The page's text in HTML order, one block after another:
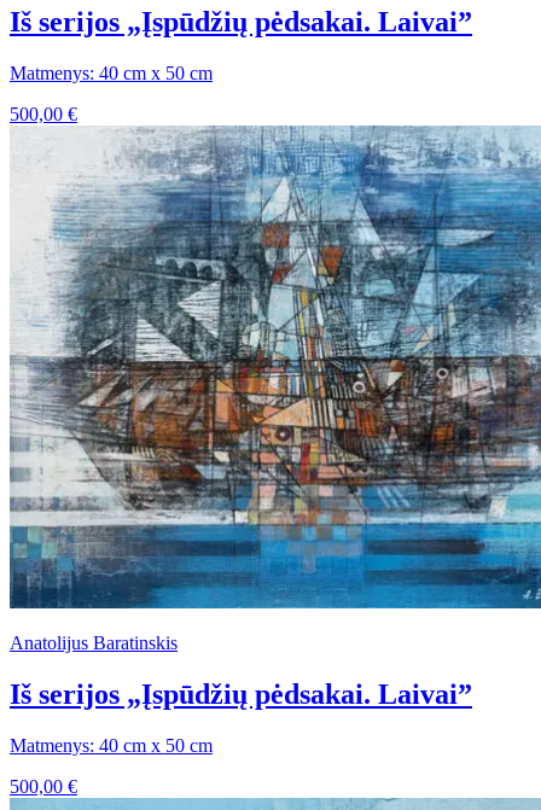
Iš serijos „Įspūdžių pėdsakai. Laivai”
Matmenys: 40 cm x 50 cm
500,00 €
Anatolijus Baratinskis
Iš serijos „Įspūdžių pėdsakai. Laivai”
Matmenys: 40 cm x 50 cm
500,00 €